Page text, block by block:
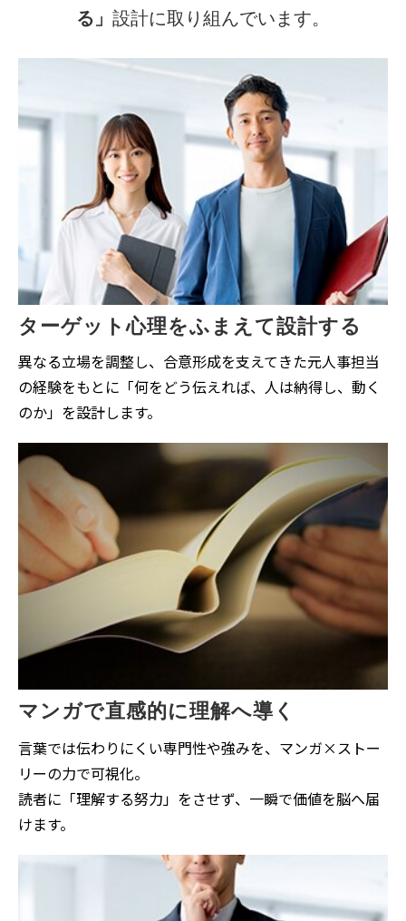
る」 設計に取り組んでいます。
ターゲット心理をふまえて設計する
異なる立場を調整し、合意形成を支えてきた元人事担当
の経験をもとに「何をどう伝えれば、人は納得し、動く
のか」を設計します。
マンガで直感的に理解へ導く
言葉では伝わりにくい専門性や強みを、マンガ×ストー
リーの力で可視化。
読者に「理解する努力」をさせず、一瞬で価値を脳へ届
けます。